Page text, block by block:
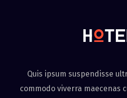
Quis ipsum suspendisse
commodo viverra maecenas